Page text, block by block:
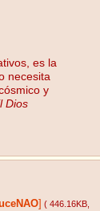
es la
necesita
y
Dios
( 446.16KB